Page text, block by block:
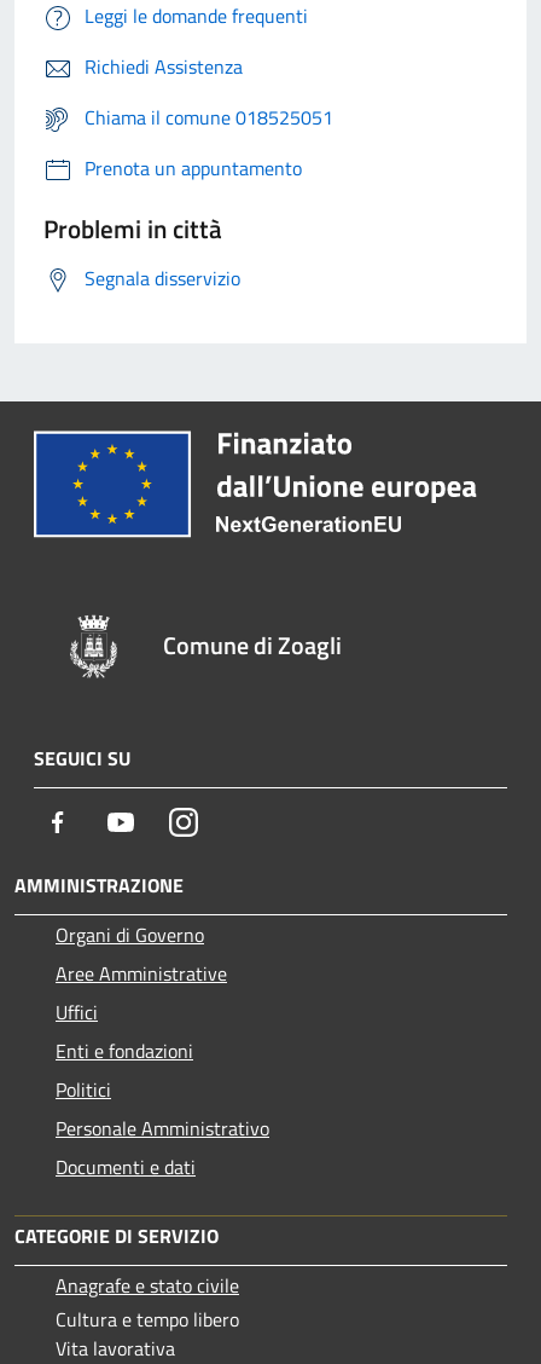
Leggi le domande frequenti
Richiedi Assistenza
Chiama il comune 018525051
Prenota un appuntamento
Problemi in città
Segnala disservizio
Comune di Zoagli
SEGUICI SU
Facebook YoutubeInstagram
AMMINISTRAZIONE
Organi di Governo
Aree Amministrative
Uffici
Enti e fondazioni
Politici
Personale Amministrativo
Documenti e dati
CATEGORIE DI SERVIZIO
Anagrafe e stato civile
Cultura e tempo libero
Vita lavorativa